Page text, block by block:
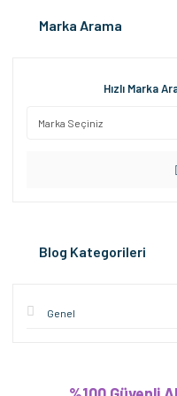
Marka Arama
Hızlı Marka
Blog Kategorileri
Genel